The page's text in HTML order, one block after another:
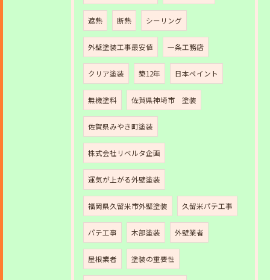
遮熱 断熱 シーリング
外壁塗装工事最安値 一条工務店
クリア塗装 築12年 日本ペイント
無機塗料 佐賀県神埼市 塗装
佐賀県みやき町塗装
株式会社リベルタ企画
運気が上がる外壁塗装
福岡県久留米市外壁塗装 久留米パテ工事
パテ工事 木部塗装 外壁業者
屋根業者 塗装の重要性